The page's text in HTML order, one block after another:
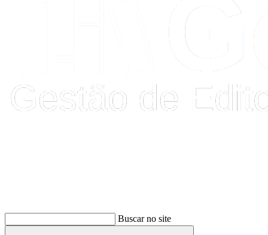
Buscar no site